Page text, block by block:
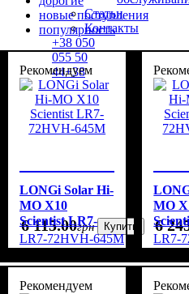
Статьи
Контакты
+38 050
055 50
44+38
067935
55 58
новые поступления
популярность
Рекомендуем
LONGi Solar Hi-
MO X10
Scientist LR7-
72HVH-645M
LR7-72HVH-645M
6 115.00грн Купить
MO
LR7-
6
Рекомендуем